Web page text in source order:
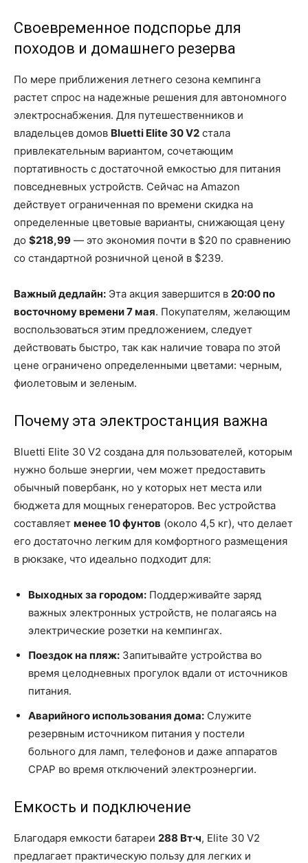
Своевременное подспорье для
походов и домашнего резерва
По мере приближения летнего сезона кемпинга
растет спрос на надежные решения для автономного
электроснабжения. Для путешественников и
владельцев домов Bluetti Elite 30 V2 стала
привлекательным вариантом, сочетающим
портативность с достаточной емкостью для питания
повседневных устройств. Сейчас на Amazon
действует ограниченная по времени скидка на
определенные цветовые варианты, снижающая цену
до $218,99 — это экономия почти в $20 по сравнению
со стандартной розничной ценой в $239.
Важный дедлайн: Эта акция завершится в 20:00 по
восточному времени 7 мая. Покупателям, желающим
воспользоваться этим предложением, следует
действовать быстро, так как наличие товара по этой
цене ограничено определенными цветами: черным,
фиолетовым и зеленым.
Почему эта электростанция важна
Bluetti Elite 30 V2 создана для пользователей, которым
нужно больше энергии, чем может предоставить
обычный повербанк, но у которых нет места или
бюджета для мощных генераторов. Вес устройства
составляет менее 10 фунтов (около 4,5 кг), что делает
его достаточно легким для комфортного размещения
в рюкзаке, что идеально подходит для:
Выходных за городом: Поддерживайте заряд
важных электронных устройств, не полагаясь на
электрические розетки на кемпингах.
Поездок на пляж: Запитывайте устройства во
время целодневных прогулок вдали от источников
питания.
Аварийного использования дома: Служите
резервным источником питания у постели
больного для ламп, телефонов и даже аппаратов
CPAP во время отключений электроэнергии.
Емкость и подключение
Благодаря емкости батареи 288 Вт·ч, Elite 30 V2
предлагает практическую пользу для легких и